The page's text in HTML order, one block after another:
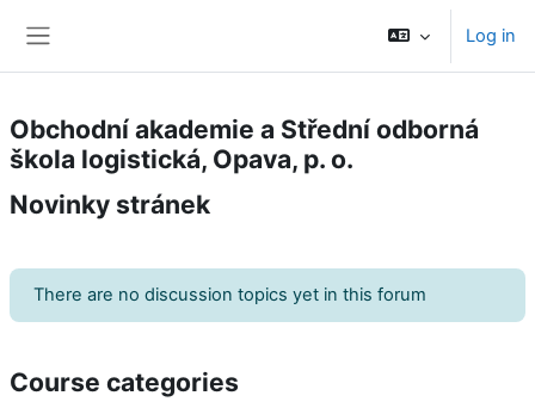
Log in
Obchodní akademie a Střední odborná
škola logistická, Opava, p. o.
Novinky stránek
There are no discussion topics yet in this forum
Course categories